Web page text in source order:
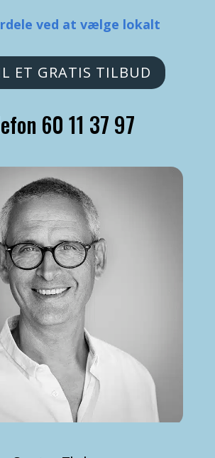
ved at vælge lokalt
ET GRATIS TILBUD
60 11 37 97